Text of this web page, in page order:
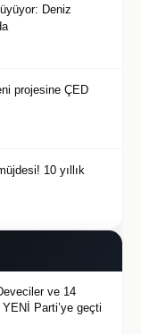
Deniz
projesine ÇED
10 yıllık
ve 14
Parti’ye geçti